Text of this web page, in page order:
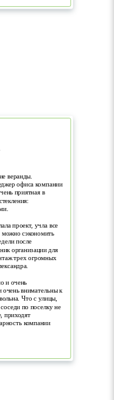
веранды.
офиса компании
приятная в
проект, учла все
сэкономить
после
организации для
трех огромных
и очень
очень внимательны к
Что с улицы,
по поселку не
приходят
компании